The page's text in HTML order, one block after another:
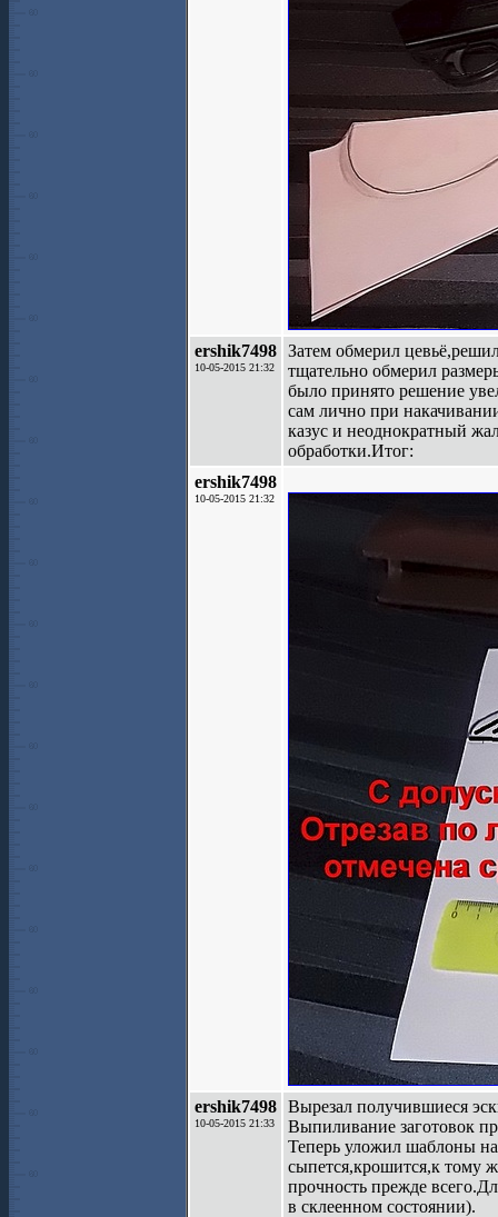
ershik7498
10-05-2015 21:32
Затем обмерил
тщательно обмерил
было принято решение
сам лично при
казус и неоднократный
обработки.Итог:
ershik7498
10-05-2015 21:32
ershik7498
10-05-2015 21:33
Вырезал получившиеся
Выпиливание заготовок
Теперь уложил шаблоны
сыпется,крошится,к тому
прочность прежде
в склеенном состоянии).